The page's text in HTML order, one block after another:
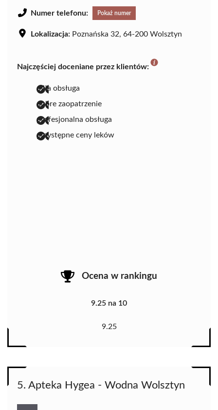
Numer telefonu: Pokaż numer
Lokalizacja: Poznańska 32, 64-200 Wolsztyn
Najczęściej doceniane przez klientów:
miła obsługa
dobre zaopatrzenie
profesjonalna obsługa
przystępne ceny leków
Ocena w rankingu
9.25 na 10
9.25
5. Apteka Hygea - Wodna Wolsztyn